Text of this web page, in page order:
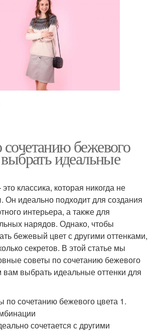
бежевого
идеальные
классика, которая никогда не
Он идеально подходит для создания
интерьера, а также для
нарядов. Однако, чтобы
бежевый цвет с другими оттенками,
секретов. В этой статье мы
советы по сочетанию бежевого
выбрать идеальные оттенки для
по сочетанию бежевого цвета 1.
сочетается с другими